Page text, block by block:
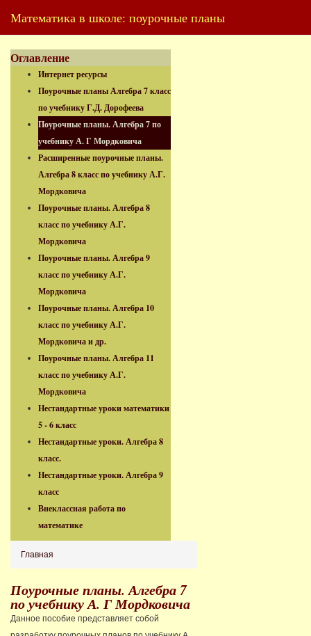
Математика в школе: поурочные планы
Оглавление
Интернет ресурсы
Поурочные планы Алгебра 7 класс
по учебнику Г.Д. Дорофеева
Поурочные планы. Алгебра 7 по
учебнику А. Г Мордковича
Расширенные поурочные планы.
Алгебра 8 класс по учебнику А.Г.
Мордковича
Поурочные планы. Алгебра 8
класс по учебнику А.Г.
Мордковича
Поурочные планы. Алгебра 9
класс по учебнику А.Г.
Мордковича
Поурочные планы. Алгебра 10
класс по учебнику А.Г.
Мордковича и др.
Поурочные планы. Алгебра 11
класс по учебнику А.Г.
Мордковича
Нестандартные уроки математики
5 - 6 класс
Нестандартные уроки. Алгебра 8
класс.
Нестандартные уроки. Алгебра 9
класс
Внеклассная работа по
математике
Главная
Поурочные планы. Алгебра 7
по учебнику А. Г Мордковича
Данное пособие представляет собой